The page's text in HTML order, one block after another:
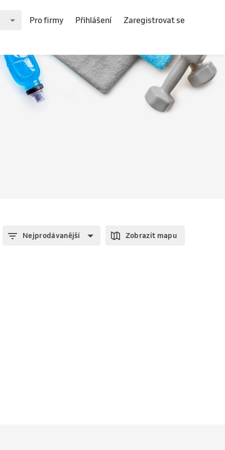
Pro firmy Přihlášení Zaregistrovat se
Nejprodávanější Zobrazit mapu